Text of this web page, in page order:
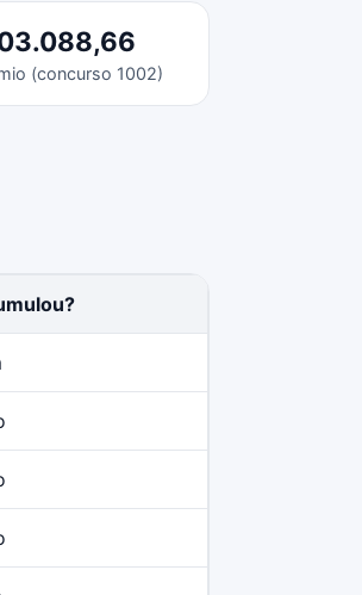
(concurso 1002)